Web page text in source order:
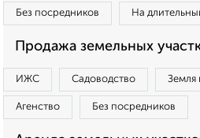
Без посредников На
Продажа земельных
ИЖС Садоводство Земля
Агенство Без посредников